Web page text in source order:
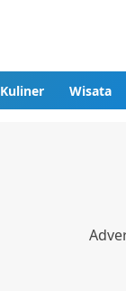
Kuliner Wisata